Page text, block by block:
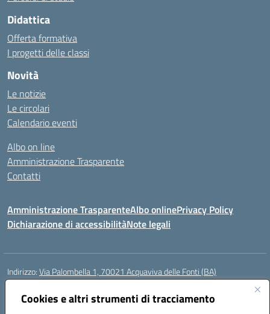
Cookies e altri strumenti di tracciamento
Didattica
Offerta formativa
I progetti delle classi
Novità
Le notizie
Le circolari
Calendario eventi
Albo on line
Amministrazione Trasparente
Contatti
Amministrazione TrasparenteAlbo onlinePrivacy Policy
Dichiarazione di accessibilitàNote legali
Indirizzo:Via Palombella 1, 70021 Acquaviva delle Fonti (BA)
Centralino:
Posta elettronica certificata (PEC):baic89400e@pec.istruzione.it